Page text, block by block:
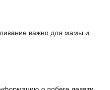
важно для мамы и